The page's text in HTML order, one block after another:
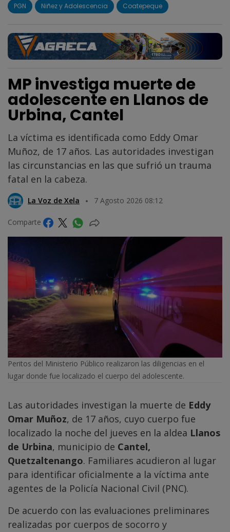
PGN Niñez y Adolescencia Coatepeque
MP investiga muerte de
adolescente en Llanos de
Urbina, Cantel
La víctima es identificada como Eddy Omar
Muñoz, de 17 años. Las autoridades investigan
las circunstancias en las que sufrió un trauma
fatal en la cabeza.
La Voz de Xela 7 Agosto 2026 08:12
Comparte
Peritos del Ministerio Público realizaron las diligencias en el
lugar donde fue localizado el cuerpo del adolescente.
Las autoridades investigan la muerte de Eddy
Omar Muñoz, de 17 años, cuyo cuerpo fue
localizado la noche del jueves en la aldea Llanos
de Urbina, municipio de Cantel,
Quetzaltenango. Familiares acudieron al lugar
para identificar oficialmente a la víctima ante
agentes de la Policía Nacional Civil (PNC).
De acuerdo con las evaluaciones preliminares
realizadas por cuerpos de socorro y